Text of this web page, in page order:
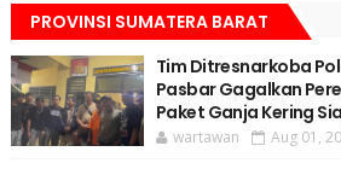
PROVINSI SUMATERA BARAT
Tim Ditresnarkoba
Pasbar Gagalkan
Paket Ganja Kering
wartawan Aug 01,